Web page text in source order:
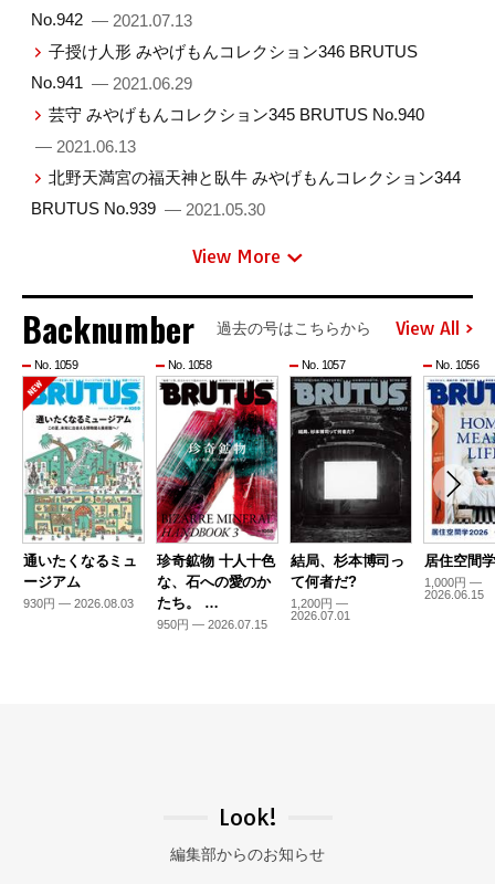
No.942 — 2021.07.13
子授け人形 みやげもんコレクション346 BRUTUS
No.941 — 2021.06.29
芸守 みやげもんコレクション345 BRUTUS No.940
— 2021.06.13
北野天満宮の福天神と臥牛 みやげもんコレクション344
BRUTUS No.939 — 2021.05.30
View More
Backnumber 過去の号はこちらから View All
No. 1059
通いたくなるミュ
ージアム
930円 — 2026.08.03
No. 1058
珍奇鉱物 十人十色
な、石への愛のか
たち。 …
950円 — 2026.07.15
No. 1057
結局、杉本博司っ
て何者だ?
1,200円 —
2026.07.01
No. 1056
居住空間
1,000円 —
2026.06.15
Look!
編集部からのお知らせ